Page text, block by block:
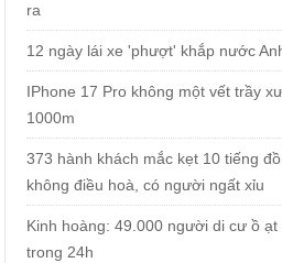
ra
12 ngày lái xe 'phượt' khắp nước
IPhone 17 Pro không một vết trầy
1000m
373 hành khách mắc kẹt 10 tiếng
không điều hoà, có người ngất xỉu
Kinh hoàng: 49.000 người di cư ồ
trong 24h